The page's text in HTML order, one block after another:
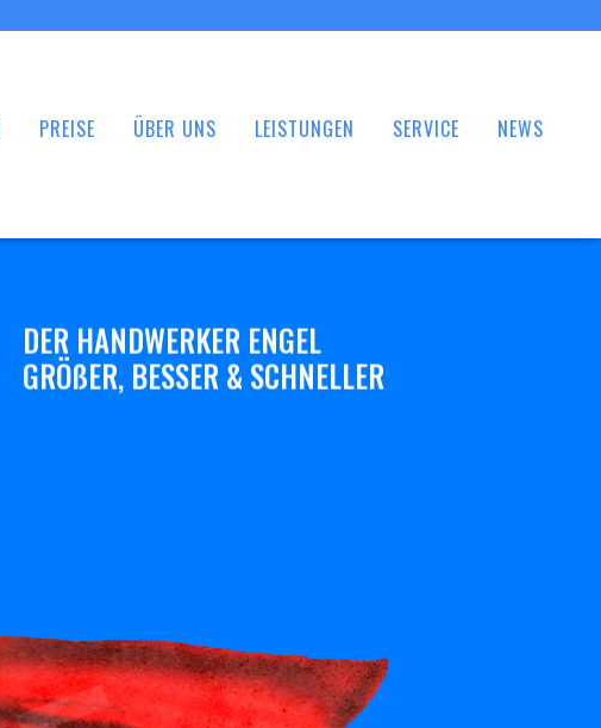
PREISE ÜBER UNS LEISTUNGEN SERVICE NEWS
DER HANDWERKER ENGEL
GRÖßER, BESSER & SCHNELLER